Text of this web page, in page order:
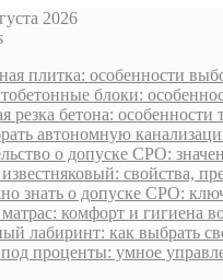
2026
плитка: особенности
блоки:
резка бетона:
автономную
о допуске СРО:
свойства,
знать о допуске СРО:
комфорт и гигиена
лабиринт: как выбрать
проценты: умное